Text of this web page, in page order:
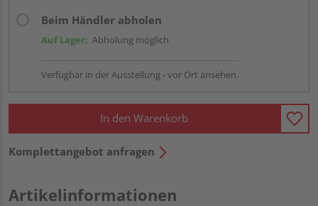
Beim Händler abholen
Auf Lager: Abholung möglich
Verfügbar in der Ausstellung - vor Ort ansehen.
In den Warenkorb
Komplettangebot anfragen
Artikelinformationen